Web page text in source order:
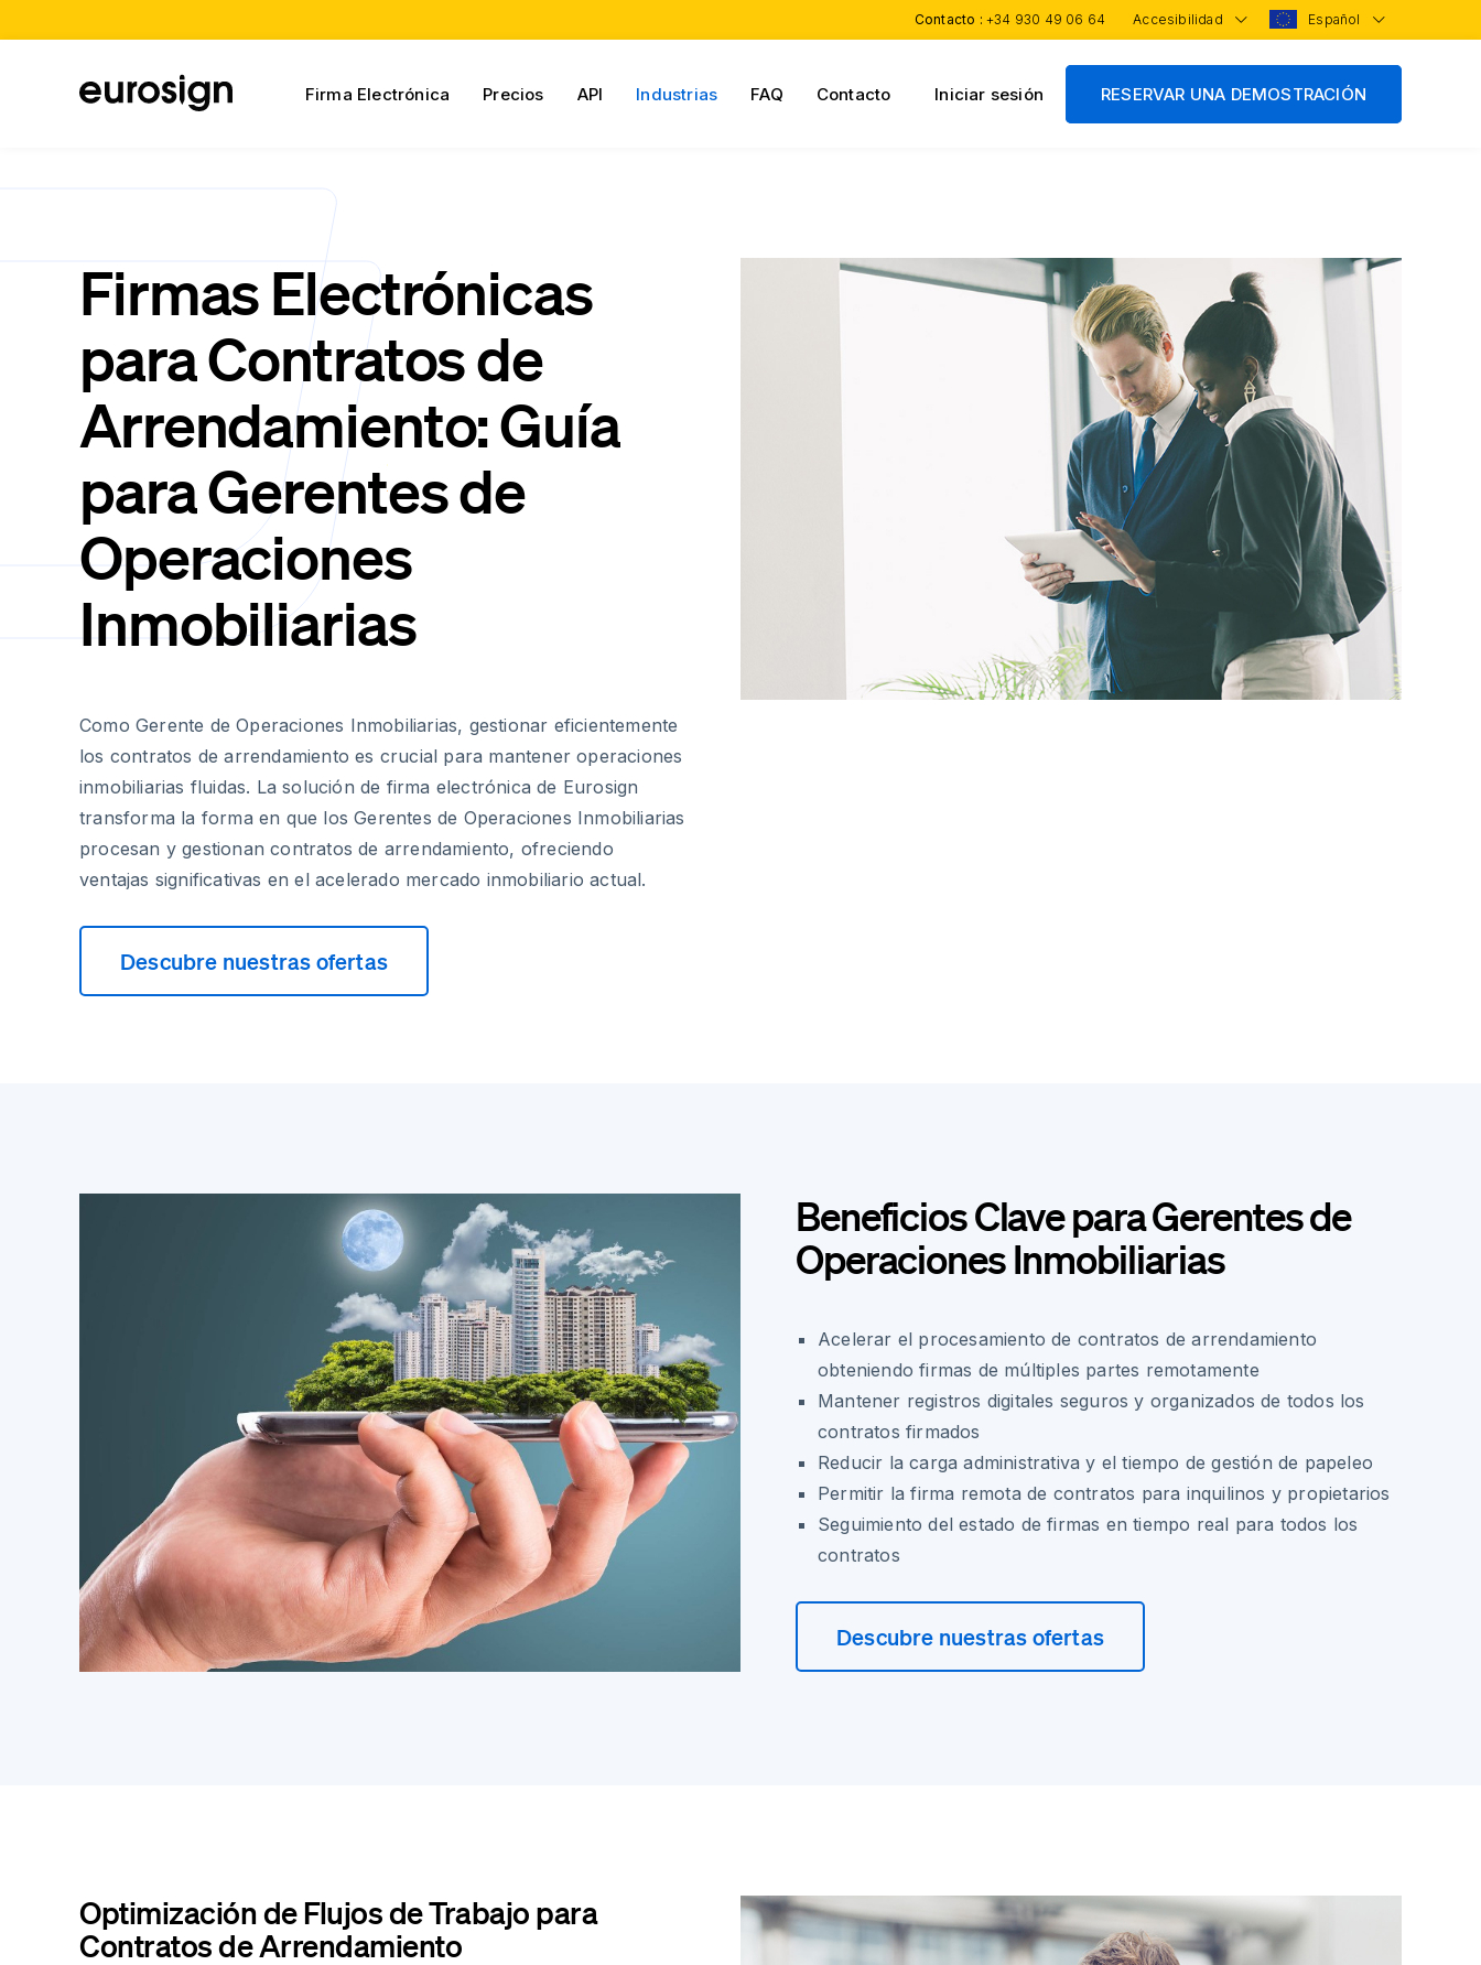
Contacto : +34 930 49 06 64 Accesibilidad Español
Firma Electrónica Precios API Industrias FAQ Contacto Iniciar sesión RESERVAR UNA DEMOSTRACIÓN
Firmas Electrónicas
para Contratos de
Arrendamiento: Guía
para Gerentes de
Operaciones
Inmobiliarias
Como Gerente de Operaciones Inmobiliarias, gestionar eficientemente
los contratos de arrendamiento es crucial para mantener operaciones
inmobiliarias fluidas. La solución de firma electrónica de Eurosign
transforma la forma en que los Gerentes de Operaciones Inmobiliarias
procesan y gestionan contratos de arrendamiento, ofreciendo
ventajas significativas en el acelerado mercado inmobiliario actual.
Descubre nuestras ofertas
Beneficios Clave para Gerentes de
Operaciones Inmobiliarias
Acelerar el procesamiento de contratos de arrendamiento
obteniendo firmas de múltiples partes remotamente
Mantener registros digitales seguros y organizados de todos los
contratos firmados
Reducir la carga administrativa y el tiempo de gestión de papeleo
Permitir la firma remota de contratos para inquilinos y propietarios
Seguimiento del estado de firmas en tiempo real para todos los
contratos
Descubre nuestras ofertas
Optimización de Flujos de Trabajo para
Contratos de Arrendamiento